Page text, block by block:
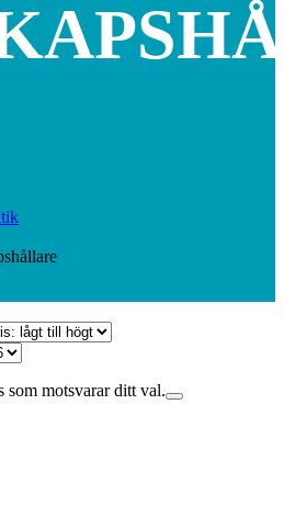
som motsvarar ditt val.